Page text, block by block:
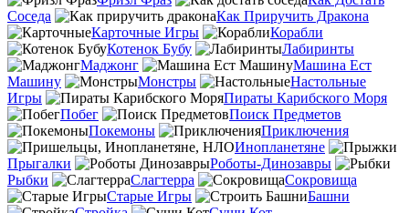
Соседа
Как Приручить Дракона
Карточные Игры
Корабли
Котенок Бубу
Лабиринты
Маджонг
Машина Ест
Машину
Монстры
Настольные
Игры
Пираты Карибского Моря
Побег
Поиск Предметов
Покемоны
Приключения
Инопланетяне
Прыгалки
Роботы-Динозавры
Рыбки
Слагтерра
Сокровища
Старые Игры
Башни